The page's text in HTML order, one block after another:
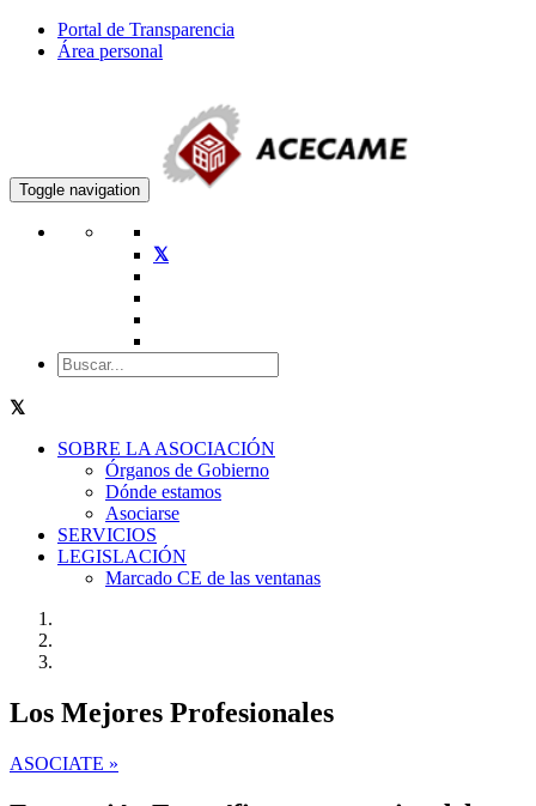
Portal de Transparencia
Área personal
Toggle navigation
SOBRE LA ASOCIACIÓN
Órganos de Gobierno
Dónde estamos
Asociarse
SERVICIOS
LEGISLACIÓN
Marcado CE de las ventanas
Los Mejores Profesionales
ASOCIATE »